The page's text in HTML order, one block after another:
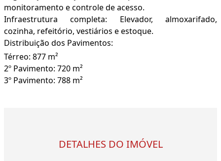
monitoramento e controle de acesso.
Infraestrutura completa: Elevador, almoxarifado,
cozinha, refeitório, vestiários e estoque.
Distribuição dos Pavimentos:
Térreo: 877 m²
2º Pavimento: 720 m²
3º Pavimento: 788 m²
DETALHES DO IMÓVEL